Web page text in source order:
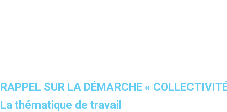
RAPPEL SUR LA DÉMARCHE «
La thématique de travail